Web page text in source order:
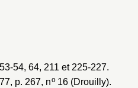
54, 64, 211 et 225-227.
p. 267, no16 (Drouilly).